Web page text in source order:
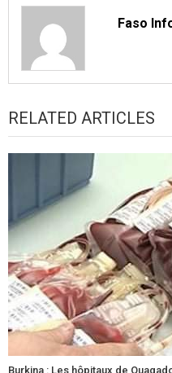
Faso
RELATED ARTICLES
Burkina : Les hôpitaux de